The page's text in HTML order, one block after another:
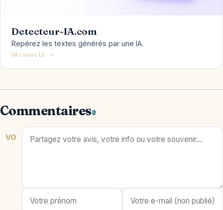
Detecteur-IA.com
Repérez les textes générés par une IA.
Découvrir →
Commentaires0
VO